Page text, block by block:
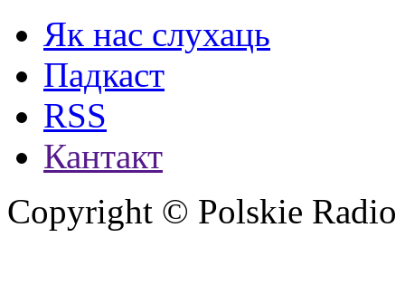
Як нас слухаць
Падкаст
RSS
Кантакт
Copyright © Polskie